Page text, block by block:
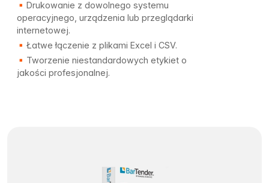
Drukowanie z dowolnego systemu
operacyjnego, urządzenia lub przeglądarki
internetowej.
Łatwe łączenie z plikami Excel i CSV.
Tworzenie niestandardowych etykiet o
jakości profesjonalnej.